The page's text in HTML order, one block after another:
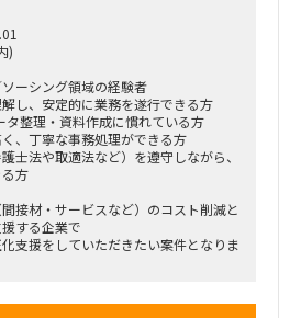
サルタント／アナリストチーム（少数
以降は双方合意のもと、延長を想定
)
ーシング領域の経験者
し、安定的に業務を遂行できる方
タ整理・資料作成に慣れている方
、丁寧な事務処理ができる方
士法や取適法など）を遵守しながら、
方
接材・サービスなど）のコスト削減と
する企業で
支援をしていただきたい案件となりま